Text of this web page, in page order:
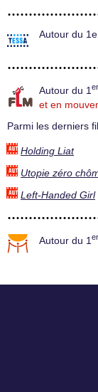
Autour du
Autour du 1 er
et en
Parmi les derniers
Holding Liat
Utopie zéro
Left-Handed Girl
Autour du 1 er